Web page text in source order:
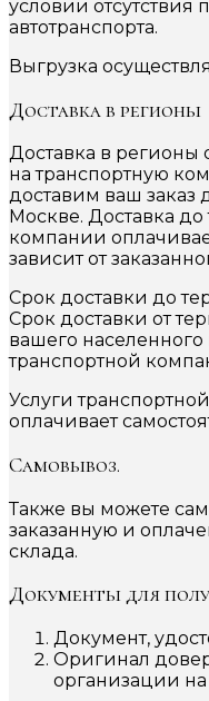
условии отсутствия
автотранспорта.
Выгрузка
Доставка в регионы
Доставка в регионы
на транспортную
доставим ваш заказ
Москве. Доставка
компании
зависит от
Срок доставки до
Срок доставки от
вашего населенного
транспортной
Услуги
оплачивает
Самовывоз.
Также вы можете
заказанную и
склада.
Документы для
Документ,
Оригинал
организации